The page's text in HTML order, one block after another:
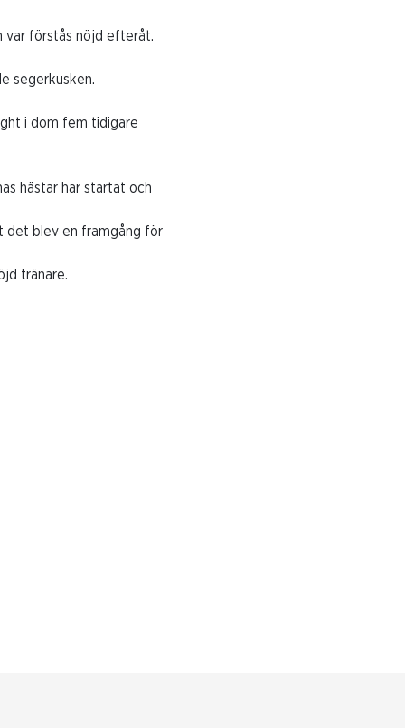
var förstås nöjd efteråt.
segerkusken.
i dom fem tidigare
hästar har startat och
det blev en framgång för
tränare.